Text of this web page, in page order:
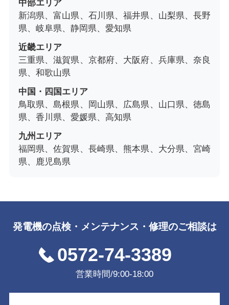
中部エリア
新潟県、富山県、石川県、福井県、山梨県、長野
県、岐阜県、静岡県、愛知県
近畿エリア
三重県、滋賀県、京都府、大阪府、兵庫県、奈良
県、和歌山県
中国・四国エリア
鳥取県、島根県、岡山県、広島県、山口県、徳島
県、香川県、愛媛県、高知県
九州エリア
福岡県、佐賀県、長崎県、熊本県、大分県、宮崎
県、鹿児島県
発電機の点検・メンテナンス・修理のご相談は
0572-74-3389
営業時間/9:00-18:00